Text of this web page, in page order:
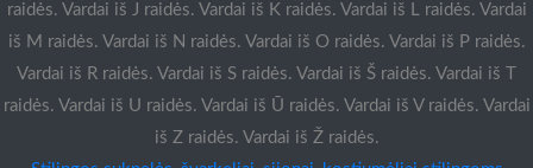
raidės. Vardai iš J raidės. Vardai iš K raidės. Vardai iš L raidės. Vardai
iš M raidės. Vardai iš N raidės. Vardai iš O raidės. Vardai iš P raidės.
Vardai iš R raidės. Vardai iš S raidės. Vardai iš Š raidės. Vardai iš T
raidės. Vardai iš U raidės. Vardai iš Ū raidės. Vardai iš V raidės. Vardai
iš Z raidės. Vardai iš Ž raidės.